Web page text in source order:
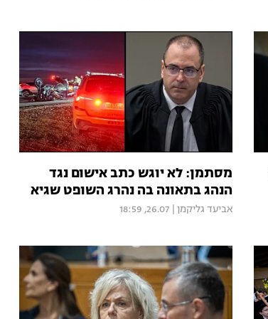
מסתמן: לא יוגש כתב אישום נגד
הנהג בתאונה בה נהרג השופט שגיא
אביעד גליקמן 26.07, 18:59